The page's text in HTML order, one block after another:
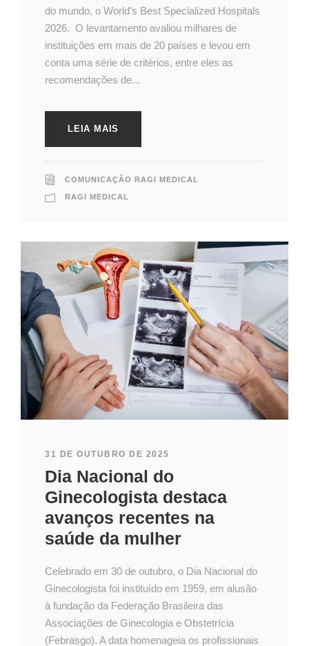
do mundo, o World’s Best Specialized Hospitals
2026. O levantamento avaliou milhares de
instituições em mais de 20 países e levou em
conta uma série de critérios, entre eles as
recomendações de...
LEIA MAIS
COMUNICAÇÃO RAGI MEDICAL
RAGI MEDICAL
31 DE OUTUBRO DE 2025
Dia Nacional do
Ginecologista destaca
avanços recentes na
saúde da mulher
Celebrado em 30 de outubro, o Dia Nacional do
Ginecologista foi instituído em 1959, em alusão
à fundação da Federação Brasileira das
Associações de Ginecologia e Obstetrícia
(Febrasgo). A data homenageia os profissionais